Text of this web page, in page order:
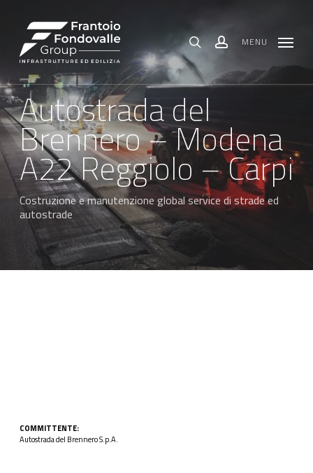
search accountMENU
Autostrada del
Brennero – Modena
A22 Reggiolo – Carpi
Costruzione e manutenzione global service di strade ed
autostrade
COMMITTENTE:
Autostrada del Brennero S.p.A.